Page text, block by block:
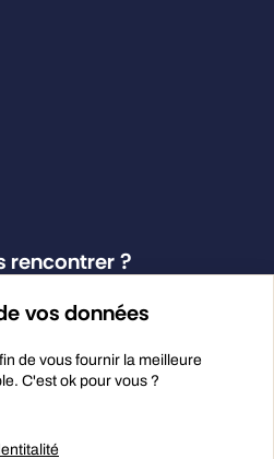
rencontrer ?
vos données
de vous fournir la meilleure
C'est ok pour vous ?